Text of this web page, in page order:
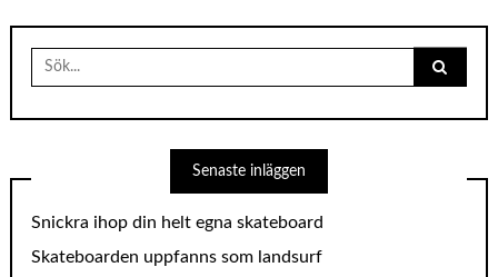
Search
for:
Senaste inläggen
Snickra ihop din helt egna skateboard
Skateboarden uppfanns som landsurf